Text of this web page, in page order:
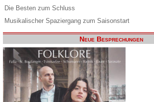
Die Besten zum Schluss
Musikalischer Spaziergang zum Saisonstart
Neue Besprechungen